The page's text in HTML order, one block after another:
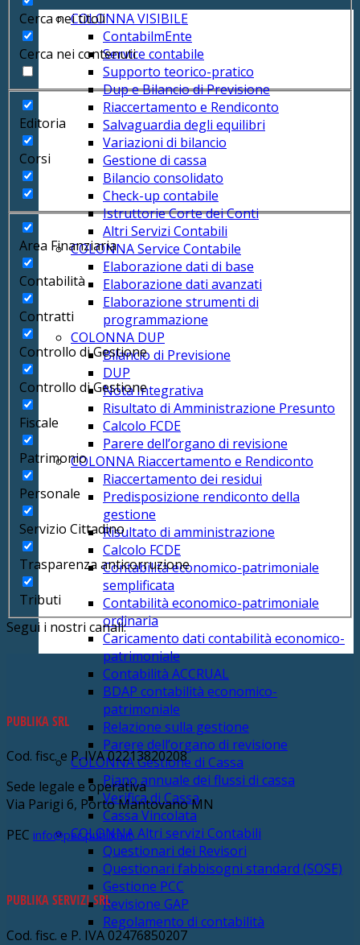
COLONNA VISIBILE
ContabilmEnte
Service contabile
Supporto teorico-pratico
Dup e Bilancio di Previsione
Riaccertamento e Rendiconto
Salvaguardia degli equilibri
Variazioni di bilancio
Gestione di cassa
Bilancio consolidato
Check-up contabile
Istruttorie Corte dei Conti
Altri Servizi Contabili
COLONNA Service Contabile
Elaborazione dati di base
Elaborazione dati avanzati
Elaborazione strumenti di
programmazione
COLONNA DUP
Bilancio di Previsione
DUP
Nota Integrativa
Risultato di Amministrazione Presunto
Calcolo FCDE
Parere dell’organo di revisione
COLONNA Riaccertamento e Rendiconto
Riaccertamento dei residui
Predisposizione rendiconto della
gestione
Risultato di amministrazione
Calcolo FCDE
Contabilità economico-patrimoniale
semplificata
Contabilità economico-patrimoniale
ordinaria
Caricamento dati contabilità economico-
patrimoniale
Contabilità ACCRUAL
BDAP contabilità economico-
patrimoniale
Relazione sulla gestione
Parere dell’organo di revisione
COLONNA Gestione di Cassa
Piano annuale dei flussi di cassa
Verifica di Cassa
Cassa Vincolata
COLONNA Altri servizi Contabili
Questionari dei Revisori
Questionari fabbisogni standard (SOSE)
Gestione PCC
Revisione GAP
Regolamento di contabilità
Cerca nei titoli
Cerca nei contenuti
Editoria
Corsi
Area Finanziaria
Contabilità
Contratti
Controllo di Gestione
Controllo di Gestione
Fiscale
Patrimonio
Personale
Servizio Cittadino
Trasparenza anticorruzione
Tributi
Segui i nostri canali:
PUBLIKA SRL
Cod. fisc. e P. IVA 02213820208
Sede legale e operativa
Via Parigi 6, Porto Mantovano MN
PEC info@pec.publika.it
PUBLIKA SERVIZI SRL
Cod. fisc. e P. IVA 02476850207